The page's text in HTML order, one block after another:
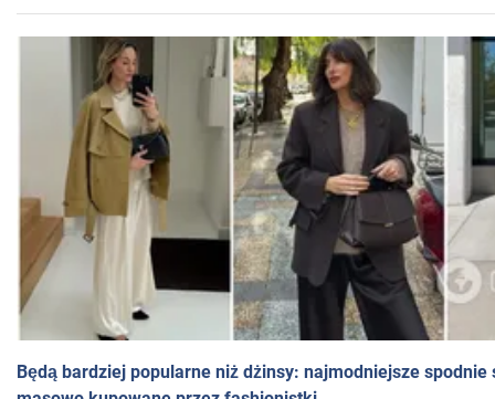
Będą bardziej popularne niż dżinsy: najmodniejsze spodnie